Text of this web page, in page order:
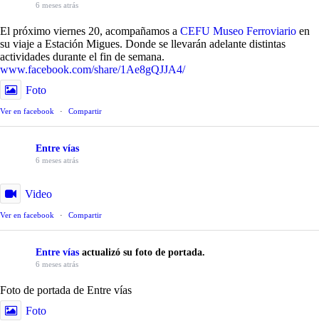
6 meses atrás
El próximo viernes 20, acompañamos a CEFU Museo Ferroviario en
su viaje a Estación Migues. Donde se llevarán adelante distintas
actividades durante el fin de semana.
www.facebook.com/share/1Ae8gQJJA4/
Foto
Ver en facebook · Compartir
Entre vías
6 meses atrás
Video
Ver en facebook · Compartir
Entre vías actualizó su foto de portada.
6 meses atrás
Foto de portada de Entre vías
Foto